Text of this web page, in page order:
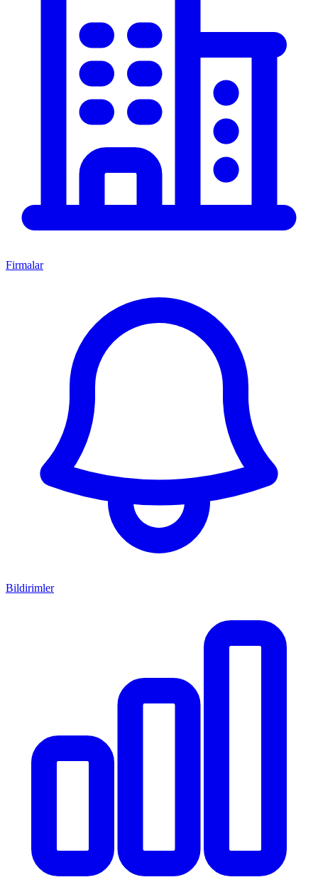
Firmalar
Bildirimler